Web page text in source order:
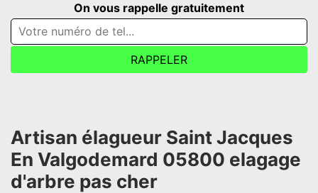
On vous rappelle gratuitement
Artisan élagueur Saint Jacques
En Valgodemard 05800 elagage
d'arbre pas cher